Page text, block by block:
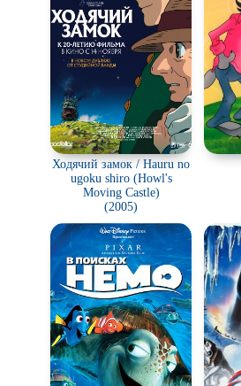
Ходячий замок / Hauru no
ugoku shiro (Howl's
Moving Castle)
(2005)